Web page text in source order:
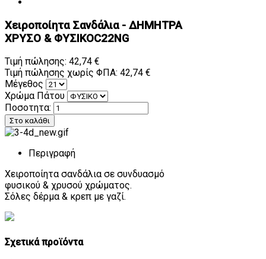
Χειροποίητα Σανδάλια - ΔΗΜΗΤΡΑ
ΧΡΥΣΟ & ΦΥΣΙΚΟC22NG
Τιμή πώλησης: 42,74 €
Τιμή πώλησης χωρίς ΦΠΑ: 42,74 €
Μέγεθος
Χρώμα Πάτου
Ποσοτητα:
Περιγραφή
Χειροποίητα σανδάλια σε συνδυασμό
φυσικού & χρυσού χρώματος.
Σόλες δέρμα & κρεπ με γαζί.
Σχετικά προϊόντα